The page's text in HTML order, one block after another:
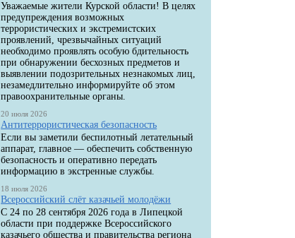
Уважаемые жители Курской области! В целях
предупреждения возможных
террористических и экстремистских
проявлений, чрезвычайных ситуаций
необходимо проявлять особую бдительность
при обнаружении бесхозных предметов и
выявлении подозрительных незнакомых лиц,
незамедлительно информируйте об этом
правоохранительные органы.
20 июля 2026
Антитеррористическая безопасность
Если вы заметили беспилотный летательный
аппарат, главное — обеспечить собственную
безопасность и оперативно передать
информацию в экстренные службы.
18 июля 2026
Всероссийский слёт казачьей молодёжи
С 24 по 28 сентября 2026 года в Липецкой
области при поддержке Всероссийского
казачьего общества и правительства региона